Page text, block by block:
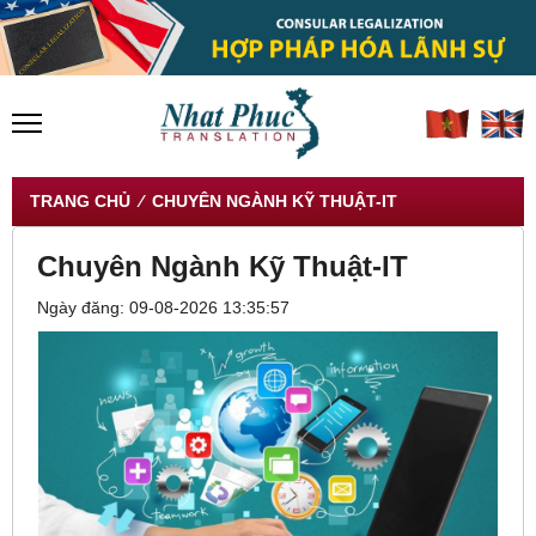
TRANG CHỦ ⁄ CHUYÊN NGÀNH KỸ THUẬT-IT
Chuyên Ngành Kỹ Thuật-IT
Ngày đăng: 09-08-2026 13:35:57